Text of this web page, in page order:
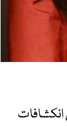
انکشافات